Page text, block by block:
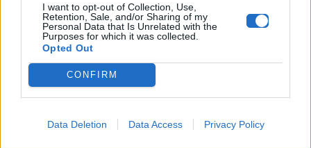
I want to opt-out of Collection, Use,
Retention, Sale, and/or Sharing of my
Personal Data that Is Unrelated with the
Purposes for which it was collected.
Opted Out
CONFIRM
Data Deletion Data Access Privacy Policy
Προηγούμενο